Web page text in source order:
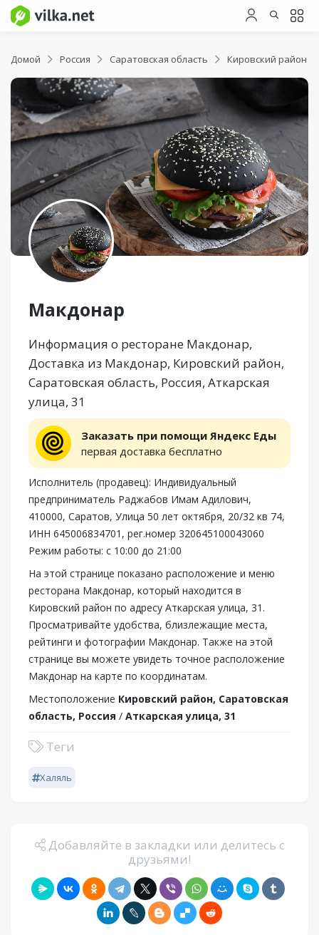
Домой Россия Саратовская область Кировский район
Макдонар
Информация о ресторане Макдонар,
Доставка из Макдонар, Кировский район,
Саратовская область, Россия, Аткарская
улица, 31
Заказать при помощи Яндекс Еды
первая доставка бесплатно
Исполнитель (продавец): Индивидуальный
предприниматель Раджабов Имам Адилович,
410000, Саратов, Улица 50 лет октября, 20/32 кв 74,
ИНН 645006834701, рег.номер 320645100043060
Режим работы: с 10:00 до 21:00
На этой странице показано расположение и меню
ресторана Макдонар, который находится в
Кировский район по адресу Аткарская улица, 31.
Просматривайте удобства, близлежащие места,
рейтинги и фотографии Макдонар. Также на этой
странице вы можете увидеть точное расположение
Макдонар на карте по координатам.
Местоположение Кировский район, Саратовская
область, Россия / Аткарская улица, 31
Теги
Халяль
Добавляйте в закладки или делитесь с
друзьями!